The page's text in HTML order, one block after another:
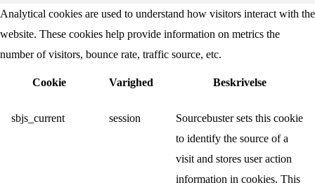
Analytical cookies are used to understand how visitors interact with the
website. These cookies help provide information on metrics the
number of visitors, bounce rate, traffic source, etc.
Cookie Varighed Beskrivelse
sbjs_current session
Sourcebuster sets this cookie
to identify the source of a
visit and stores user action
information in cookies. This